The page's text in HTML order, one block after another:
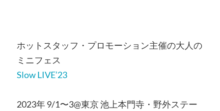
ホットスタッフ・プロモーション主催の大人の
ミニフェス
Slow LIVE’23
2023年 9/1〜3@東京 池上本門寺・野外ステー